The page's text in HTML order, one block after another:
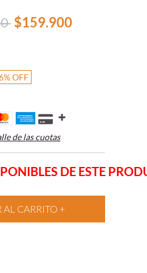
$159.900
%OFF
de las cuotas
DE ESTE